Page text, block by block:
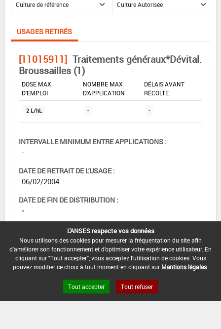
USAGES RETIRÉS
[11015911] Traitements généraux*Dévital.
Broussailles (1)
DOSE MAX
D'EMPLOI
NOMBRE MAX
D'APPLICATION
DÉLAIS AVANT
RÉCOLTE
2 L/hL - -
INTERVALLE MINIMUM ENTRE APPLICATIONS :
-
DATE DE RETRAIT DE L'USAGE :
06/02/2004
DATE DE FIN DE DISTRIBUTION :
-
DATE DE FIN D'UTILISATION :
-
L'ANSES respecte vos données
Nous utilisons des cookies pour mesurer la fréquentation du site afin
d'améliorer son fonctionnement et d'optimiser votre expérience utilisateur. En
cliquant sur "Tout accepter", vous acceptez l'utilisation de cookies. Vous
pouvez modifier ce choix à tout moment en cliquant sur Mentions légales
Tout accepter Tout refuser